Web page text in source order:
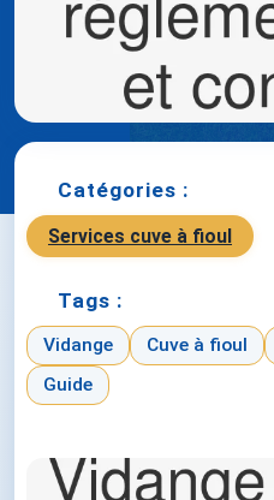
Catégories :
Services cuve à fioul
Tags :
Vidange Cuve à fioul
Guide